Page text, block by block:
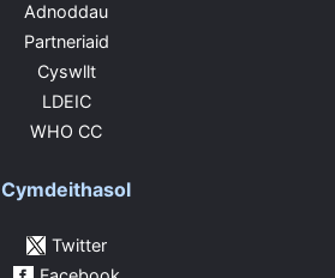
Adnoddau
Partneriaid
Cyswllt
LDEIC
WHO CC
Cymdeithasol
Twitter